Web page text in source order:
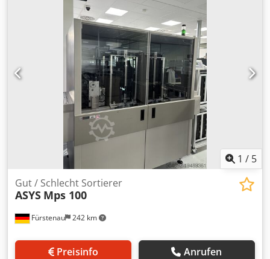
1 / 5
Fürstenau 242 km
Gut / Schlecht Sortierer
ASYS Mps 100
Preisinfo Anrufen